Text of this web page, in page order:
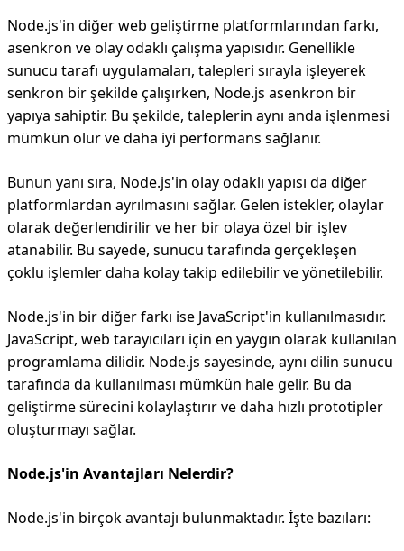
Node.js'in diğer web geliştirme platformlarından farkı,
asenkron ve olay odaklı çalışma yapısıdır. Genellikle
sunucu tarafı uygulamaları, talepleri sırayla işleyerek
senkron bir şekilde çalışırken, Node.js asenkron bir
yapıya sahiptir. Bu şekilde, taleplerin aynı anda işlenmesi
mümkün olur ve daha iyi performans sağlanır.
Bunun yanı sıra, Node.js'in olay odaklı yapısı da diğer
platformlardan ayrılmasını sağlar. Gelen istekler, olaylar
olarak değerlendirilir ve her bir olaya özel bir işlev
atanabilir. Bu sayede, sunucu tarafında gerçekleşen
çoklu işlemler daha kolay takip edilebilir ve yönetilebilir.
Node.js'in bir diğer farkı ise JavaScript'in kullanılmasıdır.
JavaScript, web tarayıcıları için en yaygın olarak kullanılan
programlama dilidir. Node.js sayesinde, aynı dilin sunucu
tarafında da kullanılması mümkün hale gelir. Bu da
geliştirme sürecini kolaylaştırır ve daha hızlı prototipler
oluşturmayı sağlar.
Node.js'in Avantajları Nelerdir?
Node.js'in birçok avantajı bulunmaktadır. İşte bazıları: